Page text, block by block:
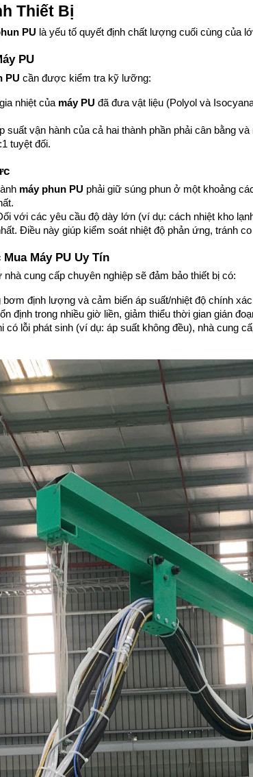
Thiết Bị
PU là yếu tố quyết định chất lượng cuối cùng của
PU
PU cần được kiểm tra kỹ lưỡng:
nhiệt của máy PU đã đưa vật liệu (Polyol và
suất vận hành của cả hai thành phần phải cân bằng
tuyệt đối.
máy phun PU phải giữ súng phun ở một khoảng
với các yêu cầu độ dày lớn (ví dụ: cách nhiệt kho
Điều này giúp kiểm soát nhiệt độ phản ứng, tránh
Máy PU Uy Tín
nhà cung cấp chuyên nghiệp sẽ đảm bảo thiết bị có:
bơm định lượng và cảm biến áp suất/nhiệt độ chính
định trong nhiều giờ liền, giảm thiểu thời gian gián
có lỗi phát sinh (ví dụ: áp suất không đều), nhà cung